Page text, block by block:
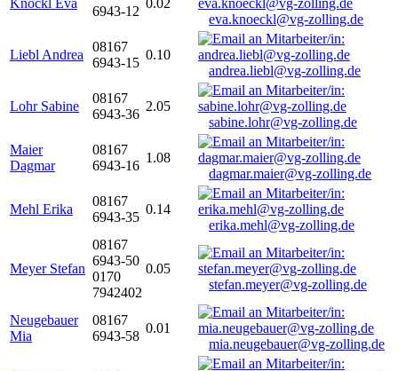
Knöckl Eva
6943-12
0.02
eva.knoeckl@vg-zolling.de
Liebl Andrea
08167
6943-15
0.10
andrea.liebl@vg-zolling.de
Lohr Sabine
08167
6943-36
2.05
sabine.lohr@vg-zolling.de
Maier
Dagmar
08167
6943-16
1.08
dagmar.maier@vg-zolling.de
Mehl Erika
08167
6943-35
0.14
erika.mehl@vg-zolling.de
Meyer Stefan
08167
6943-50
0170
7942402
0.05
stefan.meyer@vg-zolling.de
Neugebauer
Mia
08167
6943-58
0.01
mia.neugebauer@vg-zolling.de